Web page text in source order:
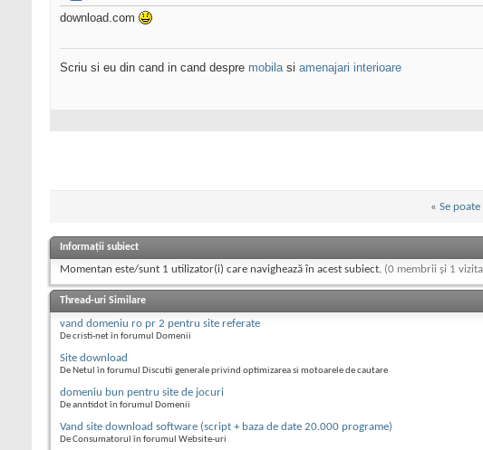
download.com
Scriu si eu din cand in cand despre mobilasi amenajari interioare
« Se
Informații subiect
Momentan este/sunt 1 utilizator(i) care navighează în acest subiect. (0 membrii și 1
Thread-uri Similare
vand domeniu ro pr 2 pentru site referate
De cristi-net în forumul Domenii
Site download
De Netul în forumul Discutii generale privind optimizarea si motoarele de cautare
domeniu bun pentru site de jocuri
De anntidot în forumul Domenii
Vand site download software (script + baza de date 20.000 programe)
De Consumatorul în forumul Website-uri